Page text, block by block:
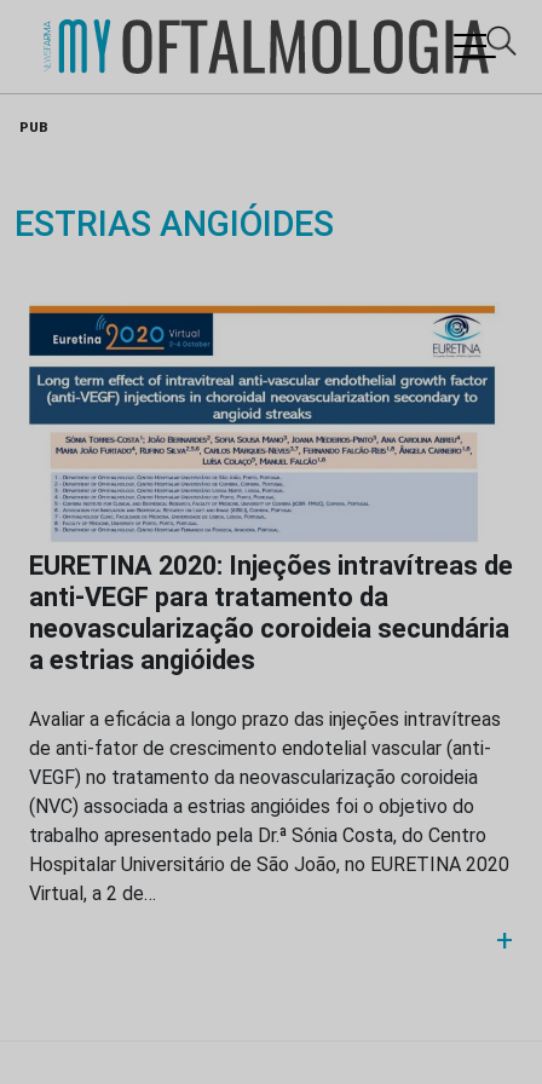
PUB
ESTRIAS ANGIÓIDES
EURETINA 2020: Injeções intravítreas de
anti-VEGF para tratamento da
neovascularização coroideia secundária
a estrias angióides
Avaliar a eficácia a longo prazo das injeções intravítreas
de anti-fator de crescimento endotelial vascular (anti-
VEGF) no tratamento da neovascularização coroideia
(NVC) associada a estrias angióides foi o objetivo do
trabalho apresentado pela Dr.ª Sónia Costa, do Centro
Hospitalar Universitário de São João, no EURETINA 2020
Virtual, a 2 de…
+